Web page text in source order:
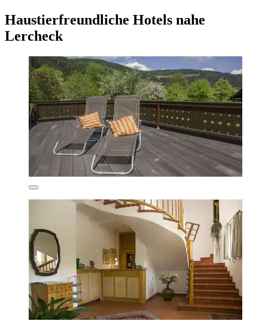
Haustierfreundliche Hotels nahe
Lercheck